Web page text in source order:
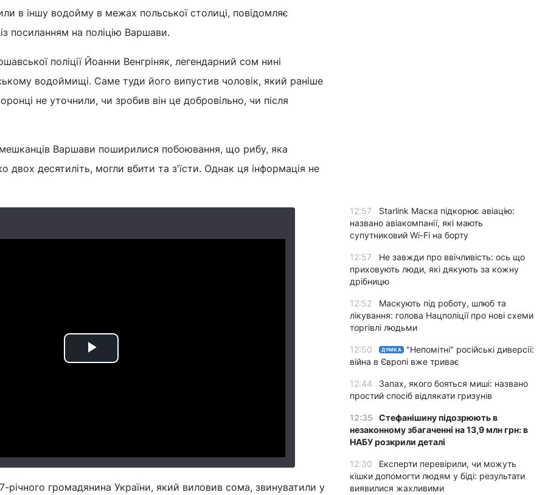
в іншу водойму в межах польської столиці, повідомляє
із посиланням на поліцію Варшави.
поліції Йоанни Венгріняк, легендарний сом нині
водоймищі. Саме туди його випустив чоловік, який раніше
не уточнили, чи зробив він це добровільно, чи після
мешканців Варшави поширилися побоювання, що рибу, яка
двох десятиліть, могли вбити та з'їсти. Однак ця інформація не
Play
річного громадянина України, який виловив сома, звинуватили у
12:57
Starlink Маска підкорює авіацію:
названо авіакомпанії, які мають
супутниковий Wi-Fi на борту
12:57
Не завжди про ввічливість: ось що
приховують люди, які дякують за кожну
дрібницю
12:52
Маскують під роботу, шлюб та
лікування: голова Нацполіції про нові схеми
торгівлі людьми
12:50 ДУМКА
"Непомітні" російські диверсії:
війна в Європі вже триває
12:44
Запах, якого бояться миші: названо
простий спосіб відлякати гризунів
12:35 Стефанішину підозрюють в
незаконному збагаченні на 13,9 млн грн: в
НАБУ розкрили деталі
12:30
Експерти перевірили, чи можуть
кішки допомогти людям у біді: результати
виявилися жахливими